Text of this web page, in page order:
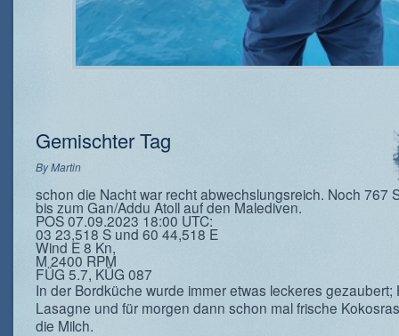
Gemischter Tag
ByMartin
schon die Nacht war recht abwechslungsreich. Noch 767
bis zum Gan/Addu Atoll auf den Malediven.
POS 07.09.2023 18:00 UTC:
03 23,518 S und 60 44,518 E
Wind E 8 Kn,
M 2400 RPM
FÜG 5.7, KÜG 087
In der Bordküche wurde immer etwas leckeres gezaubert;
Lasagne und für morgen dann schon mal frische
die Milch.